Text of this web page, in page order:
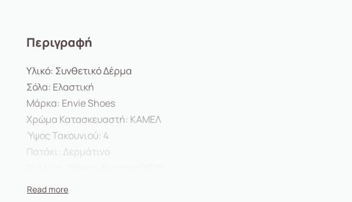
Περιγραφή
Υλικό: Συνθετικό Δέρμα
Σόλα: Ελαστική
Μάρκα: Envie Shoes
Χρώμα Κατασκευαστή: ΚΑΜΕΛ
Ύψος Τακουνιού: 4
Πατάκι: Δερμάτινο
Φόρμα: Κανονική